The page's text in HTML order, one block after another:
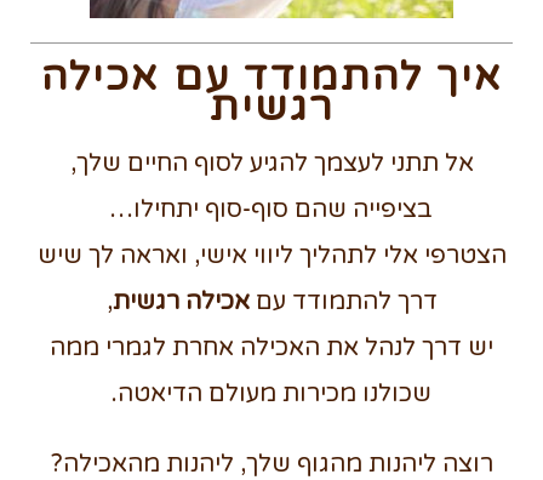
איך להתמודד עם אכילה
רגשית
אל תתני לעצמך להגיע לסוף החיים שלך,
בציפייה שהם סוף-סוף יתחילו…
הצטרפי אלי לתהליך ליווי אישי, ואראה לך שיש
דרך להתמודד עםאכילה רגשית,
יש דרך לנהל את האכילה אחרת לגמרי ממה
שכולנו מכירות מעולם הדיאטה.
רוצה ליהנות מהגוף שלך, ליהנות מהאכילה?